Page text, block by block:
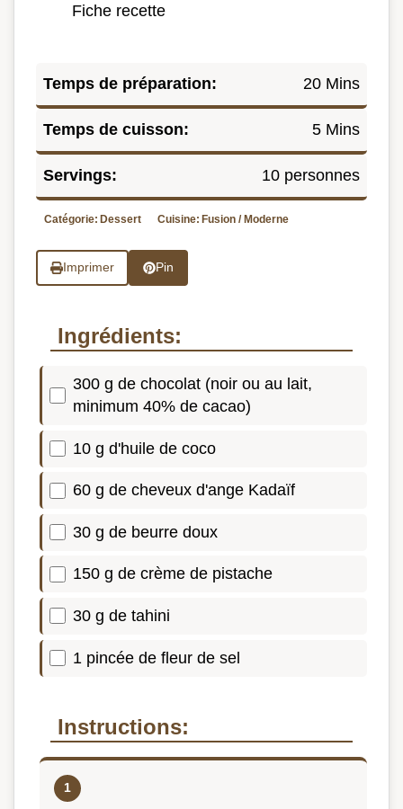
Fiche recette
Temps de préparation: 20 Mins
Temps de cuisson: 5 Mins
Servings: 10 personnes
Catégorie: Dessert Cuisine: Fusion / Moderne
Imprimer Pin
Ingrédients:
300 g de chocolat (noir ou au lait,
minimum 40% de cacao)
10 g d'huile de coco
60 g de cheveux d'ange Kadaïf
30 g de beurre doux
150 g de crème de pistache
30 g de tahini
1 pincée de fleur de sel
Instructions: